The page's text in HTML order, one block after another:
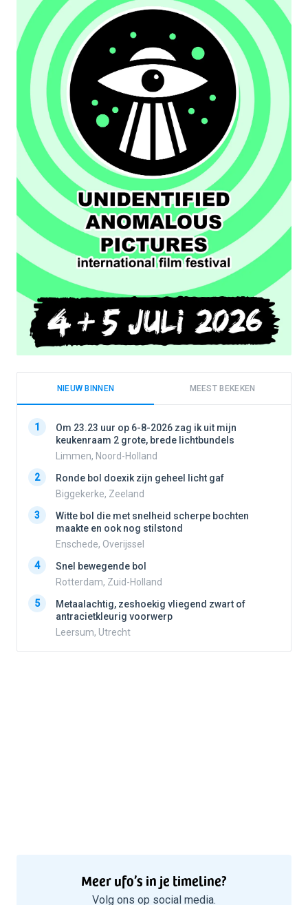
NIEUW BINNEN MEEST BEKEKEN
1
Om 23.23 uur op 6-8-2026 zag ik uit mijn
keukenraam 2 grote, brede lichtbundels
Limmen, Noord-Holland
2
Ronde bol doexik zijn geheel licht gaf
Biggekerke, Zeeland
3
Witte bol die met snelheid scherpe bochten
maakte en ook nog stilstond
Enschede, Overijssel
4
Snel bewegende bol
Rotterdam, Zuid-Holland
5
Metaalachtig, zeshoekig vliegend zwart of
antracietkleurig voorwerp
Leersum, Utrecht
Meer ufo’s in je timeline?
Volg ons op social media.